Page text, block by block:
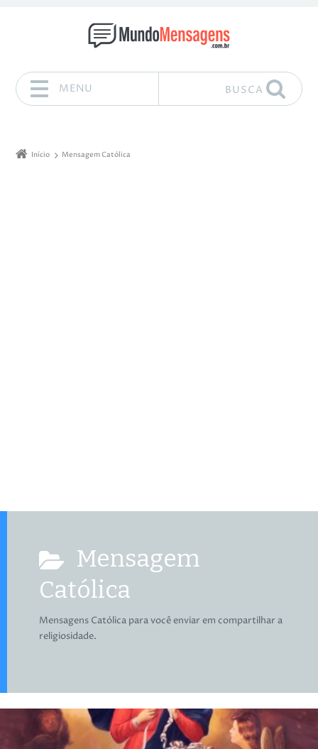
MENU BUSCA
Início Mensagem Católica
Mensagem
Católica
Mensagens Católica para você enviar em compartilhar a
religiosidade.